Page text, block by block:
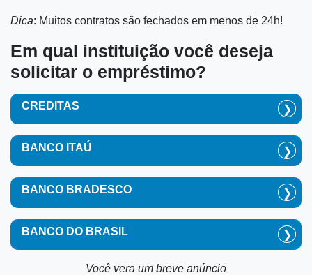
Dica: Muitos contratos são fechados em menos de 24h!
Em qual instituição você deseja
solicitar o empréstimo?
CREDITAS ❯
BANCO ITAÚ ❯
BANCO BRADESCO ❯
BANCO DO BRASIL ❯
Você vera um breve anúncio